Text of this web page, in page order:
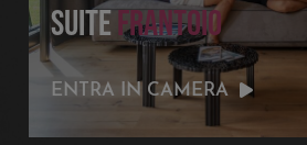
CAMERALECCINA PLUS
ENTRA IN CAMERA